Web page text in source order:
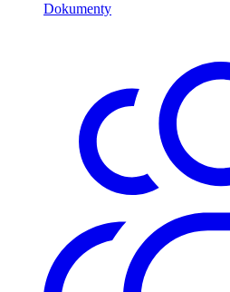
Dokumenty